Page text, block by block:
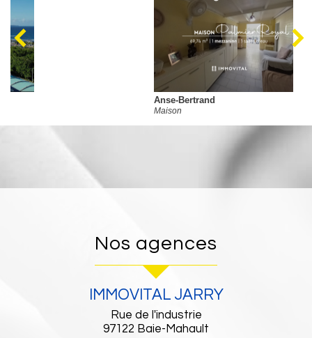
nos agences
IMMOVITAL JARRY
Rue de l'industrie
97122 Baie-Mahault